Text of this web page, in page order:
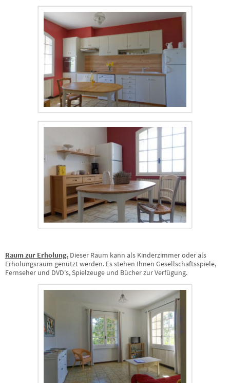
Raum zur Erholung. Dieser Raum kann als Kinderzimmer oder als
Erholungsraum genützt werden. Es stehen Ihnen Gesellschaftsspiele,
Fernseher und DVD's, Spielzeuge und Bücher zur Verfügung.